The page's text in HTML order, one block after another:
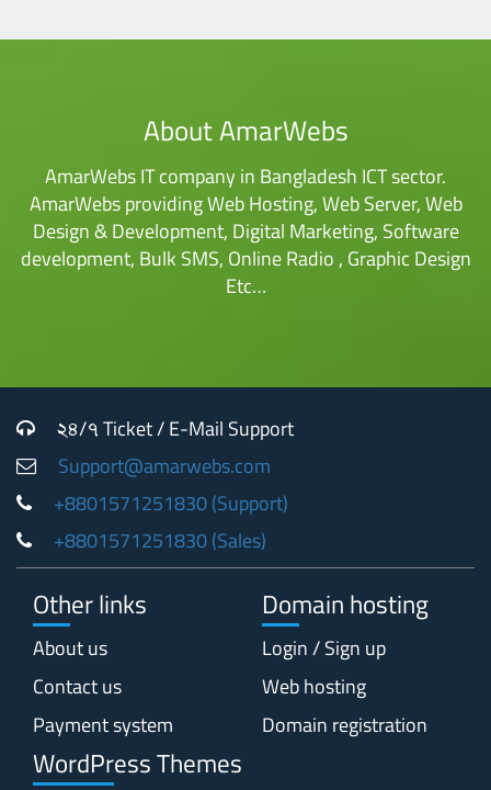
About AmarWebs
AmarWebs IT company in Bangladesh ICT sector.
AmarWebs providing Web Hosting, Web Server, Web
Design & Development, Digital Marketing, Software
development, Bulk SMS, Online Radio , Graphic Design
Etc…
২৪/৭ Ticket / E-Mail Support
Support@amarwebs.com
+8801571251830 (Support)
+8801571251830 (Sales)
Other links
About us
Contact us
Payment system
Domain hosting
Login / Sign up
Web hosting
Domain registration
WordPress Themes